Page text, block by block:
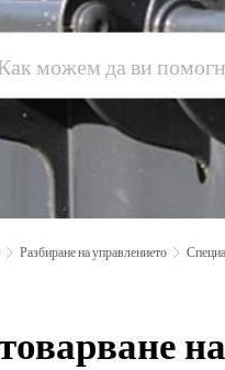
Разбиране на управлението